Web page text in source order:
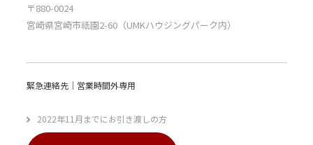
〒880-0024
宮崎県宮崎市祇園2-60（UMKハウジングパーク内）
緊急連絡先｜営業時間外専用
2022年11月までにお引き渡しの方